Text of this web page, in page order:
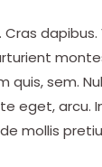
quis, sem.
eget, arcu.
mollis